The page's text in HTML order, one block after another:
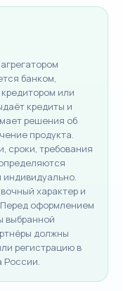
банком,
или
кредиты и
решения об
продукта.
сроки, требования
характер и
оформлением
выбранной
должны
регистрацию в
России.